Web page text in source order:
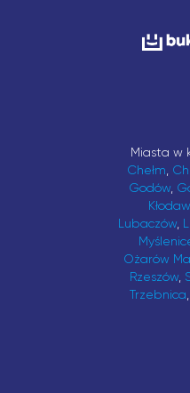
Miasta w
Chełm
Godów
Lubaczów,
Ożarów
Rzeszów,
Trzebnica